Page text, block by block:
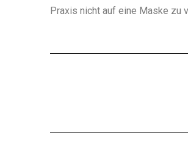
Praxis nicht auf eine Maske zu